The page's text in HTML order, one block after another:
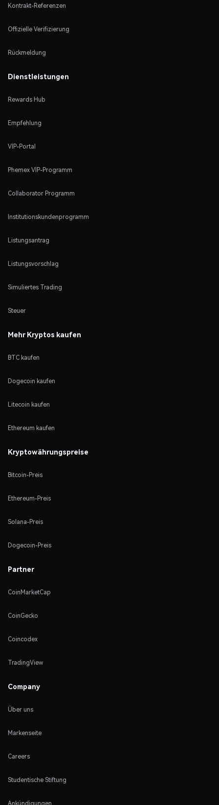
Kontrakt-Referenzen
Offizielle Verifizierung
Rückmeldung
Dienstleistungen
Rewards Hub
Empfehlung
VIP-Portal
Phemex VIP-Programm
Collaborator Programm
Institutionskundenprogramm
Listungsantrag
Listungsvorschlag
Simuliertes Trading
Steuer
Mehr Kryptos kaufen
BTC kaufen
Dogecoin kaufen
Litecoin kaufen
Ethereum kaufen
Kryptowährungspreise
Bitcoin-Preis
Ethereum-Preis
Solana-Preis
Dogecoin-Preis
Partner
CoinMarketCap
CoinGecko
Coincodex
TradingView
Company
Über uns
Markenseite
Careers
Studentische Stiftung
Ankündigungen